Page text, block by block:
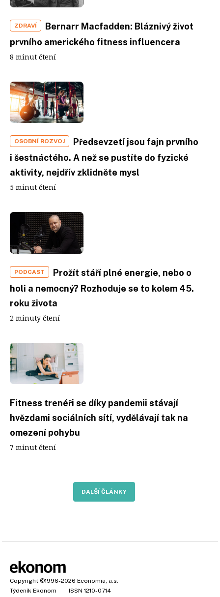
ZDRAVÍ
Bernarr Macfadden: Bláznivý život
prvního amerického fitness influencera
8 minut čtení
OSOBNÍ ROZVOJ
Předsevzetí jsou fajn prvního
i šestnáctého. A než se pustíte do fyzické
aktivity, nejdřív zklidněte mysl
5 minut čtení
PODCAST
Prožít stáří plné energie, nebo o
holi a nemocný? Rozhoduje se to kolem 45.
roku života
2 minuty čtení
Fitness trenéři se díky pandemii stávají
hvězdami sociálních sítí, vydělávají tak na
omezení pohybu
7 minut čtení
DALŠÍ ČLÁNKY
Copyright ©1996-2026 Economia, a.s.
Týdeník Ekonom
ISSN 1210-0714